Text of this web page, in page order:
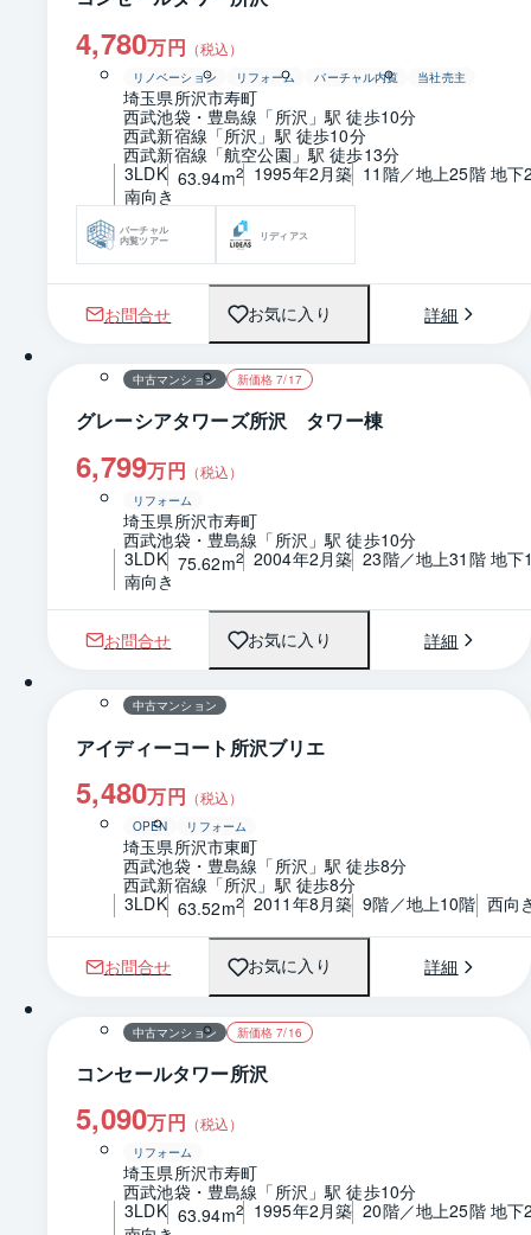
4,780万円 （税込）
リノベーション リフォーム バーチャル内覧 当社売主
埼玉県所沢市寿町
西武池袋・豊島線「所沢」駅 徒歩10分
西武新宿線「所沢」駅 徒歩10分
西武新宿線「航空公園」駅 徒歩13分
3LDK 63.94m2 1995年2月築 11階／地上25階 地下
南向き
バーチャル
内覧ツアー
リディアス
お問合せ お気に入り 詳細
1 / 0 間取り
中古マンション 新価格 7/17
グレーシアタワーズ所沢 タワー棟
6,799万円 （税込）
リフォーム
埼玉県所沢市寿町
西武池袋・豊島線「所沢」駅 徒歩10分
3LDK 75.62m2 2004年2月築 23階／地上31階 地下
南向き
お問合せ お気に入り 詳細
1 / 0 間取り
中古マンション
アイディーコート所沢ブリエ
5,480万円 （税込）
OPEN リフォーム
埼玉県所沢市東町
西武池袋・豊島線「所沢」駅 徒歩8分
西武新宿線「所沢」駅 徒歩8分
3LDK 63.52m2 2011年8月築 9階／地上10階 西向
お問合せ お気に入り 詳細
1 / 0 間取り
中古マンション 新価格 7/16
コンセールタワー所沢
5,090万円 （税込）
リフォーム
埼玉県所沢市寿町
西武池袋・豊島線「所沢」駅 徒歩10分
3LDK 63.94m2 1995年2月築 20階／地上25階 地下